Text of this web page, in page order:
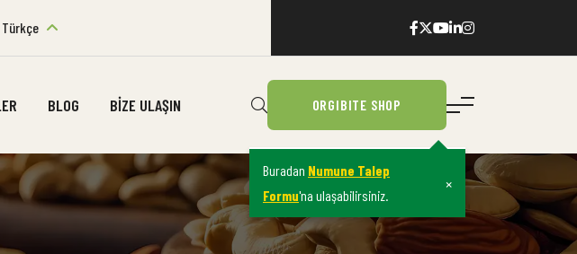
Türkçe
BLOG BIZE ULAŞIN ORGIBITE SHOP
Buradan Numune Talep
Formu'na ulaşabilirsiniz.
×